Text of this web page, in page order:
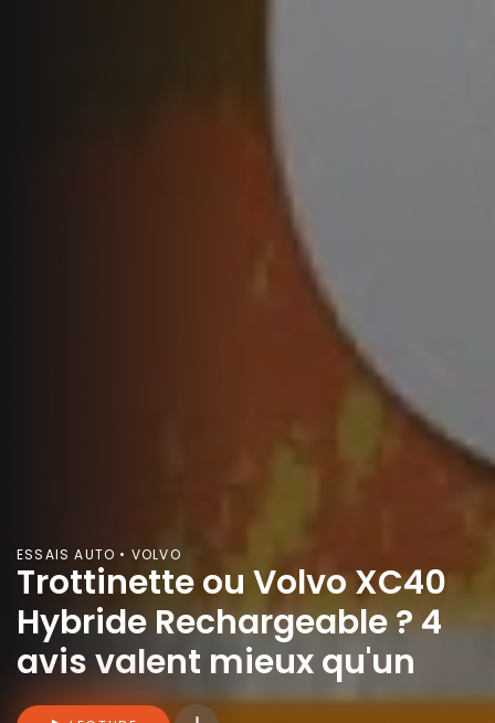
ESSAIS AUTO • VOLVO
Trottinette ou Volvo XC40
Hybride Rechargeable ? 4
avis valent mieux qu'un